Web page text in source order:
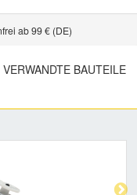
ab 99 € (DE)
BAUTEILE